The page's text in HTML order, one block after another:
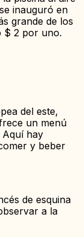
inauguró en
grande de los
$ 2 por uno.
del este,
un menú
Aquí hay
y beber
de esquina
a la